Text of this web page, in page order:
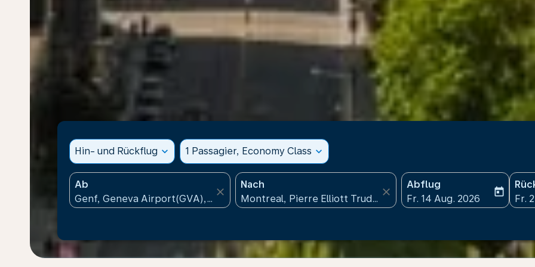
Hin- und Rückflug expand_more 1 Passagier, Economy Class expand_more
Ab
close
Nach
close
Abflug
fc-booking-departure-
Fr. 14 Aug. 2026
today
fc-
Fr.